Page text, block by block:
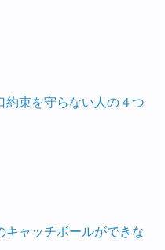
約束を守らない人の４つ
キャッチボールができな